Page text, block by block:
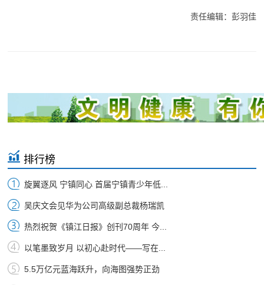
责任编辑：彭羽佳
排行榜
旋翼逐风 宁镇同心 首届宁镇青少年低...
吴庆文会见华为公司高级副总裁杨瑞凯
热烈祝贺《镇江日报》创刊70周年 今...
以笔墨致岁月 以初心赴时代——写在...
5.5万亿元蓝海跃升，向海图强势正劲